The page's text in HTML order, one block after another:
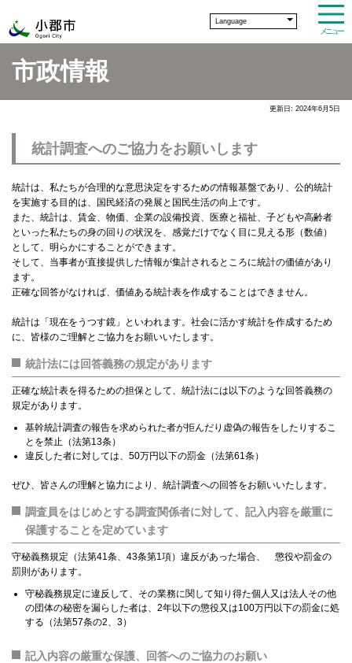
Language
メニュー
市政情報
更新日: 2024年6月5日
統計調査へのご協力をお願いします
統計は、私たちが合理的な意思決定をするための情報基盤であり、公的統計
を実施する目的は、国民経済の発展と国民生活の向上です。
また、統計は、賃金、物価、企業の設備投資、医療と福祉、子どもや高齢者
といった私たちの身の回りの状況を、感覚だけでなく目に見える形（数値）
として、明らかにすることができます。
そして、当事者が直接提供した情報が集計されるところに統計の価値があり
ます。
正確な回答がなければ、価値ある統計表を作成することはできません。
統計は「現在をうつす鏡」といわれます。社会に活かす統計を作成するため
に、皆様のご理解とご協力をお願いいたします。
統計法には回答義務の規定があります
正確な統計表を得るための担保として、統計法には以下のような回答義務の
規定があります。
基幹統計調査の報告を求められた者が拒んだり虚偽の報告をしたりするこ
とを禁止（法第13条）
違反した者に対しては、50万円以下の罰金（法第61条）
ぜひ、皆さんの理解と協力により、統計調査への回答をお願いいたします。
調査員をはじめとする調査関係者に対して、記入内容を厳重に
保護することを定めています
守秘義務規定（法第41条、43条第1項）違反があった場合、 懲役や罰金の
罰則があります。
守秘義務規定に違反して、その業務に関して知り得た個人又は法人その他
の団体の秘密を漏らした者は、2年以下の懲役又は100万円以下の罰金に処
する（法第57条の2、3）
記入内容の厳重な保護、回答へのご協力のお願い